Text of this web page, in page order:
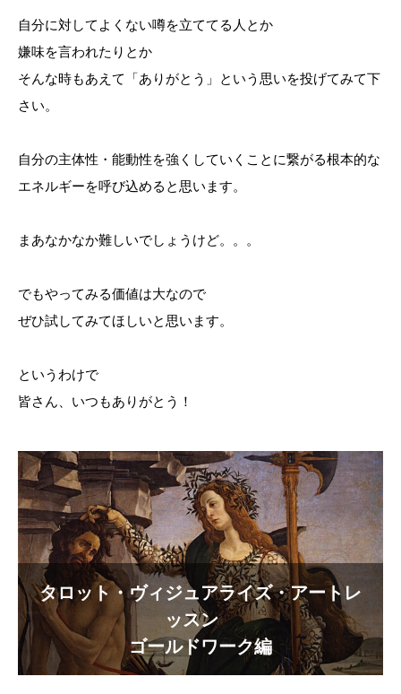
自分に対してよくない噂を立ててる人とか
嫌味を言われたりとか
そんな時もあえて「ありがとう」という思いを投げてみて下
さい。
自分の主体性・能動性を強くしていくことに繋がる根本的な
エネルギーを呼び込めると思います。
まあなかなか難しいでしょうけど。。。
でもやってみる価値は大なので
ぜひ試してみてほしいと思います。
というわけで
皆さん、いつもありがとう！
タロット・ヴィジュアライズ・アートレ
ッスン
ゴールドワーク編